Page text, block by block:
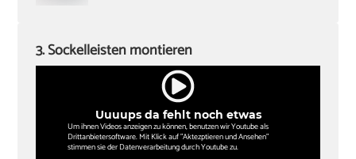
Uuuups da fehlt noch etwas
Um ihnen Videos anzeigen zu können, benutzen wir Youtube als
Drittanbietersoftware. Mit Klick auf "Aktezptieren und Ansehen"
stimmen sie der Datenverarbeitung durch Youtube zu.
3. Sockelleisten montieren